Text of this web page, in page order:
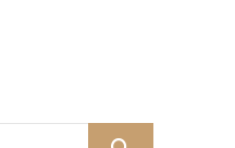
Buscar